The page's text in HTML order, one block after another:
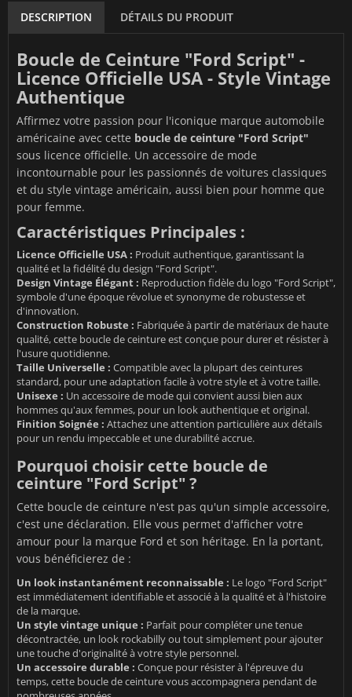
DESCRIPTION DÉTAILS DU PRODUIT
Boucle de Ceinture "Ford Script" -
Licence Officielle USA - Style Vintage
Authentique
Affirmez votre passion pour l'iconique marque automobile
américaine avec cette boucle de ceinture "Ford Script"
sous licence officielle. Un accessoire de mode
incontournable pour les passionnés de voitures classiques
et du style vintage américain, aussi bien pour homme que
pour femme.
Caractéristiques Principales :
Licence Officielle USA : Produit authentique, garantissant la
qualité et la fidélité du design "Ford Script".
Design Vintage Élégant : Reproduction fidèle du logo "Ford Script",
symbole d'une époque révolue et synonyme de robustesse et
d'innovation.
Construction Robuste : Fabriquée à partir de matériaux de haute
qualité, cette boucle de ceinture est conçue pour durer et résister à
l'usure quotidienne.
Taille Universelle : Compatible avec la plupart des ceintures
standard, pour une adaptation facile à votre style et à votre taille.
Unisexe : Un accessoire de mode qui convient aussi bien aux
hommes qu'aux femmes, pour un look authentique et original.
Finition Soignée : Attachez une attention particulière aux détails
pour un rendu impeccable et une durabilité accrue.
Pourquoi choisir cette boucle de
ceinture "Ford Script" ?
Cette boucle de ceinture n'est pas qu'un simple accessoire,
c'est une déclaration. Elle vous permet d'afficher votre
amour pour la marque Ford et son héritage. En la portant,
vous bénéficierez de :
Un look instantanément reconnaissable : Le logo "Ford Script"
est immédiatement identifiable et associé à la qualité et à l'histoire
de la marque.
Un style vintage unique : Parfait pour compléter une tenue
décontractée, un look rockabilly ou tout simplement pour ajouter
une touche d'originalité à votre style personnel.
Un accessoire durable : Conçue pour résister à l'épreuve du
temps, cette boucle de ceinture vous accompagnera pendant de